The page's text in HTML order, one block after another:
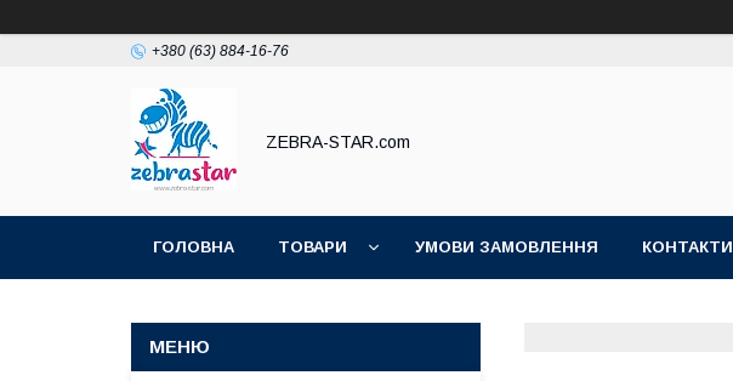
+380 (63) 884-16-76
ZEBRA-STAR.com
ГОЛОВНА ТОВАРИ УМОВИ ЗАМОВЛЕННЯ КОНТАКТИ